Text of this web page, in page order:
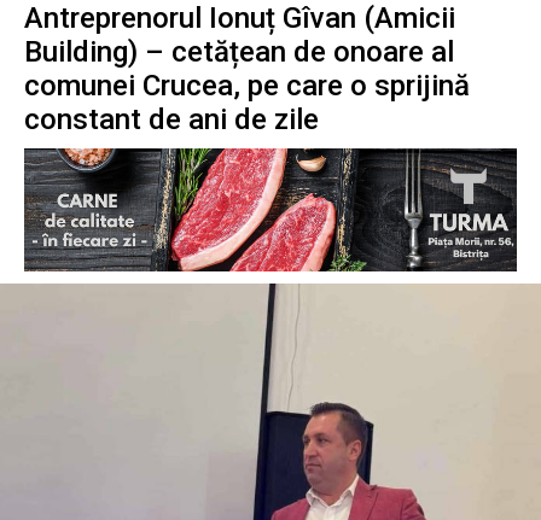
Antreprenorul Ionuț Gîvan (Amicii
Building) – cetățean de onoare al
comunei Crucea, pe care o sprijină
constant de ani de zile